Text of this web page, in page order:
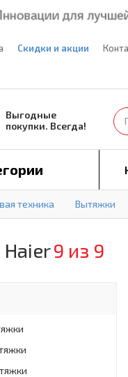
Скидки и акции
Выгодные
покупки. Всегда!
техника Вытяжки
9 из 9